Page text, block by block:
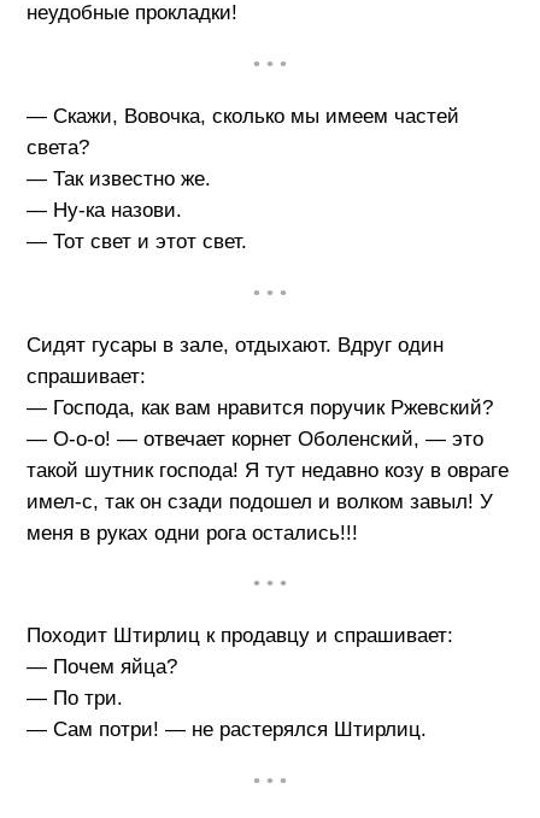
неудобные прокладки!
• • •
— Скажи, Вовочка, сколько мы имеем частей
света?
— Так известно же.
— Ну-ка назови.
— Тот свет и этот свет.
• • •
Сидят гусары в зале, отдыхают. Вдруг один
спрашивает:
— Господа, как вам нравится поручик Ржевский?
— О-о-о! — отвечает корнет Оболенский, — это
такой шутник господа! Я тут недавно козу в овраге
имел-с, так он сзади подошел и волком завыл! У
меня в руках одни рога остались!!!
• • •
Походит Штирлиц к продавцу и спрашивает:
— Почем яйца?
— По три.
— Сам потри! — не растерялся Штирлиц.
• • •